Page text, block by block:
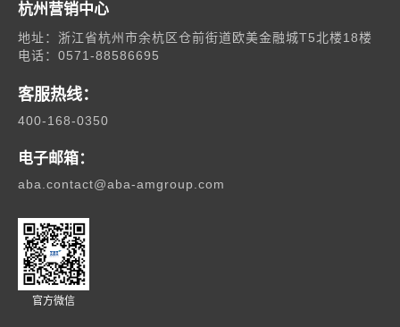
杭州营销中心
地址：浙江省杭州市余杭区仓前街道欧美金融城T5北楼18楼
电话：0571-88586695
客服热线：
400-168-0350
电子邮箱：
aba.contact@aba-amgroup.com
官方微信